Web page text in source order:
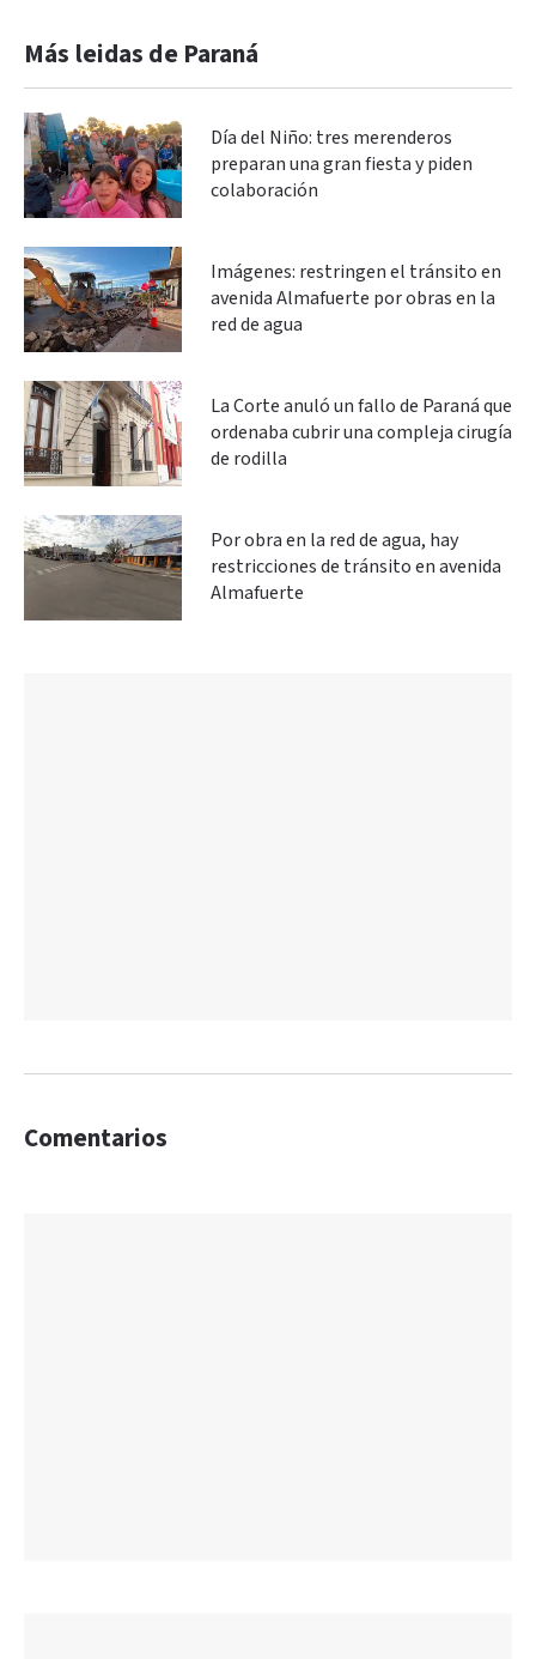
Más leidas de Paraná
Día del Niño: tres merenderos
preparan una gran fiesta y piden
colaboración
Imágenes: restringen el tránsito en
avenida Almafuerte por obras en la
red de agua
La Corte anuló un fallo de Paraná que
ordenaba cubrir una compleja cirugía
de rodilla
Por obra en la red de agua, hay
restricciones de tránsito en avenida
Almafuerte
Comentarios